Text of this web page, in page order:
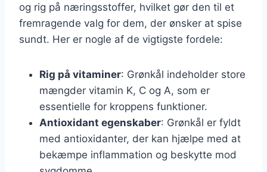
og rig på næringsstoffer, hvilket gør den til et
fremragende valg for dem, der ønsker at spise
sundt. Her er nogle af de vigtigste fordele:
Rig på vitaminer: Grønkål indeholder store
mængder vitamin K, C og A, som er
essentielle for kroppens funktioner.
Antioxidant egenskaber: Grønkål er fyldt
med antioxidanter, der kan hjælpe med at
bekæmpe inflammation og beskytte mod